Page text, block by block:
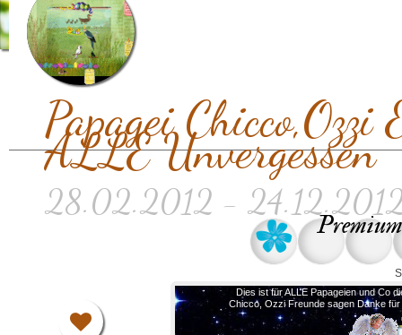
Papagei
ALLE Unvergessen
28.02.2012 -
Dies ist für ALLE Papageien und Co
Chicco, Ozzi Freunde sagen Danke